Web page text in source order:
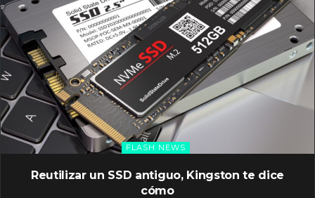
FLASH NEWS
Reutilizar un SSD antiguo, Kingston te dice
cómo